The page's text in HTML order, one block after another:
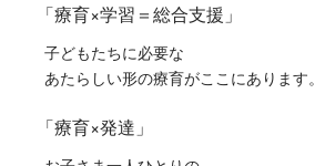
「療育×学習＝総合支援」
子どもたちに必要な
あたらしい形の療育がここにあります。
「療育×発達」